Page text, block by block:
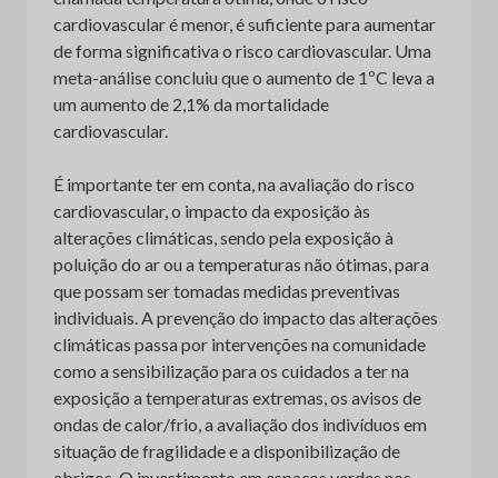
cardiovascular é menor, é suficiente para aumentar
de forma significativa o risco cardiovascular. Uma
meta-análise concluiu que o aumento de 1ºC leva a
um aumento de 2,1% da mortalidade
cardiovascular.
É importante ter em conta, na avaliação do risco
cardiovascular, o impacto da exposição às
alterações climáticas, sendo pela exposição à
poluição do ar ou a temperaturas não ótimas, para
que possam ser tomadas medidas preventivas
individuais. A prevenção do impacto das alterações
climáticas passa por intervenções na comunidade
como a sensibilização para os cuidados a ter na
exposição a temperaturas extremas, os avisos de
ondas de calor/frio, a avaliação dos indivíduos em
situação de fragilidade e a disponibilização de